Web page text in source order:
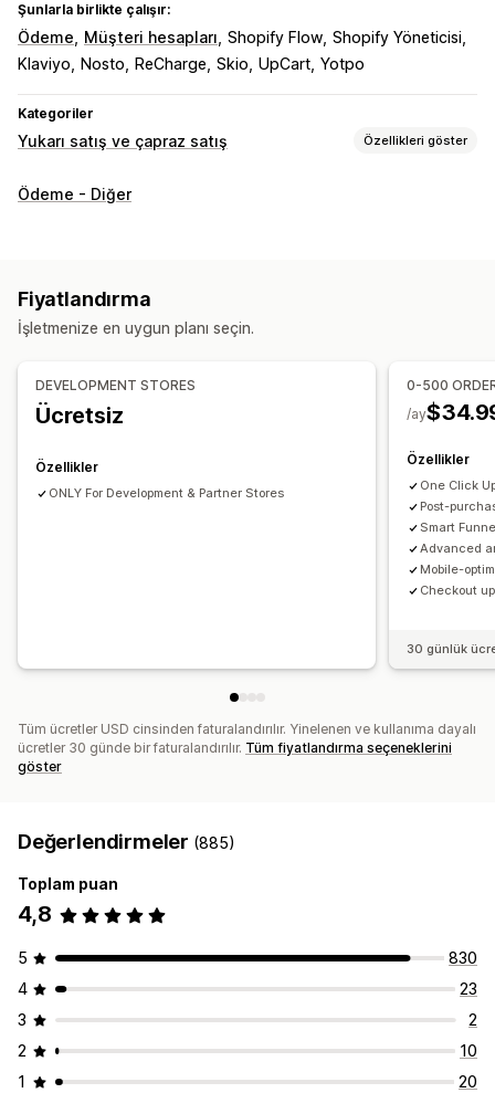
Şunlarla birlikte çalışır:
Ödeme Müşteri hesapları Shopify Flow Shopify Yöneticisi
Klaviyo
Nosto ReCharge Skio UpCart Yotpo
Kategoriler
Yukarı satış ve çapraz satış Özellikleri göster
Özelleştirme
Sürükle ve bırak düzenleyicisi
Özel kurallar
Teklifler ve öneriler
Ücretsiz hediyeler
Yapay zeka önerileri
Ödeme - Diğer
Fiyatlandırma
İşletmenize en uygun planı seçin.
DEVELOPMENT STORES
Ücretsiz
Özellikler
ONLY For Development & Partner Stores
0-500
/ay
Özellikler
One Click
Post-
Smart
Advanced
Mobile-
Checkout
30 günlük
Tüm ücretler USD cinsinden faturalandırılır. Yinelenen ve kullanıma dayalı
ücretler 30 günde bir faturalandırılır. Tüm fiyatlandırma seçeneklerini
göster
Değerlendirmeler (885)
Toplam puan
4,8
5
830
4
23
3
2
2
10
1
20